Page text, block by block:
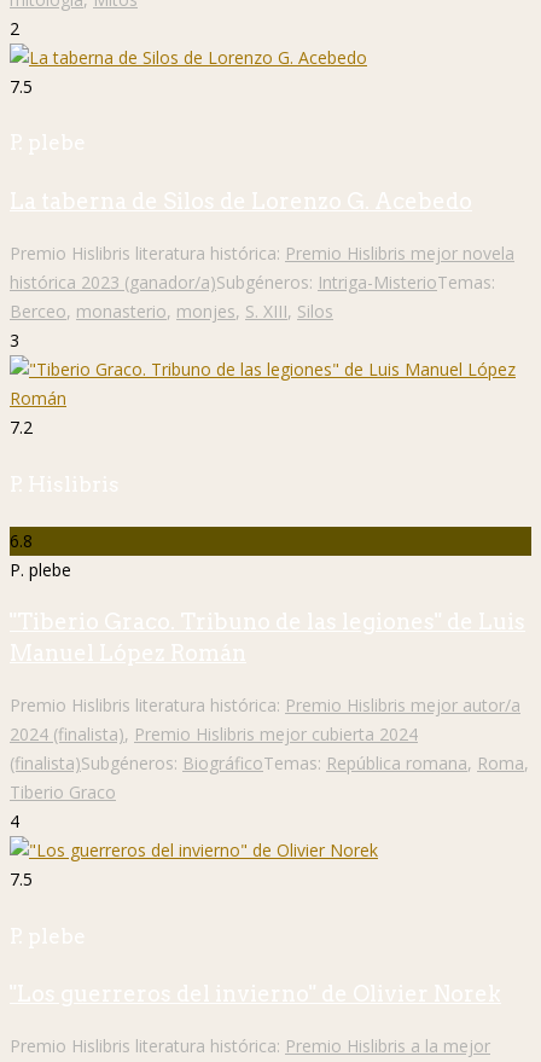
2
7.5
P. plebe
La taberna de Silos de Lorenzo G. Acebedo
Premio Hislibris literatura histórica: Premio Hislibris mejor novela
histórica 2023 (ganador/a)Subgéneros: Intriga-MisterioTemas:
Berceo, monasterio, monjes, S. XIII, Silos
3
7.2
P. Hislibris
6.8
P. plebe
"Tiberio Graco. Tribuno de las legiones" de Luis
Manuel López Román
Premio Hislibris literatura histórica: Premio Hislibris mejor autor/a
2024 (finalista), Premio Hislibris mejor cubierta 2024
(finalista)Subgéneros: BiográficoTemas: República romana, Roma,
Tiberio Graco
4
7.5
P. plebe
"Los guerreros del invierno" de Olivier Norek
Premio Hislibris literatura histórica: Premio Hislibris a la mejor